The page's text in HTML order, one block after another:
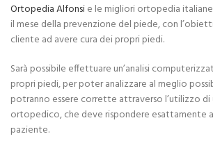
Ortopedia Alfonsie le migliori ortopedia
il mese della prevenzione del piede, con
cliente ad avere cura dei propri piedi.
Sarà possibile effettuare un’analisi
propri piedi, per poter analizzare al meglio
potranno essere corrette attraverso l’utilizzo di
ortopedico, che deve rispondere esattamente
paziente.